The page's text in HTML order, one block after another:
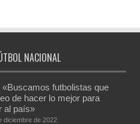
NACIONAL
«Buscamos futbolistas que
de hacer lo mejor para
al país»
diciembre de 2022